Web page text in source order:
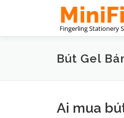
Bút Gel
Ai mua